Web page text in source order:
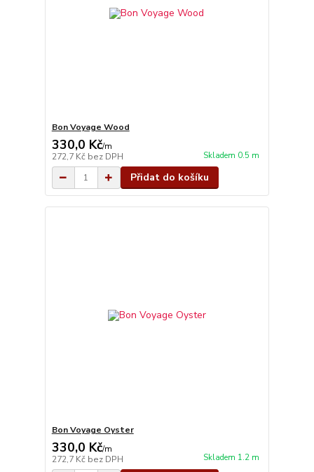
Bon Voyage Wood
330,0 Kč/m
272,7 Kč bez DPH Skladem 0.5 m
Přidat do košíku
Bon Voyage Oyster
330,0 Kč/m
272,7 Kč bez DPH Skladem 1.2 m